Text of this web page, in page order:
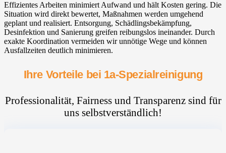
Effizientes Arbeiten minimiert Aufwand und hält Kosten gering. Die
Situation wird direkt bewertet, Maßnahmen werden umgehend
geplant und realisiert. Entsorgung, Schädlingsbekämpfung,
Desinfektion und Sanierung greifen reibungslos ineinander. Durch
exakte Koordination vermeiden wir unnötige Wege und können
Ausfallzeiten deutlich minimieren.
Ihre Vorteile bei 1a-Spezialreinigung
Professionalität, Fairness und Transparenz sind für
uns selbstverständlich!